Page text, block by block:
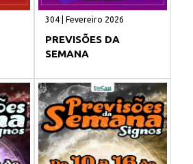
304 | Fevereiro 2026
PREVISÕES DA
SEMANA